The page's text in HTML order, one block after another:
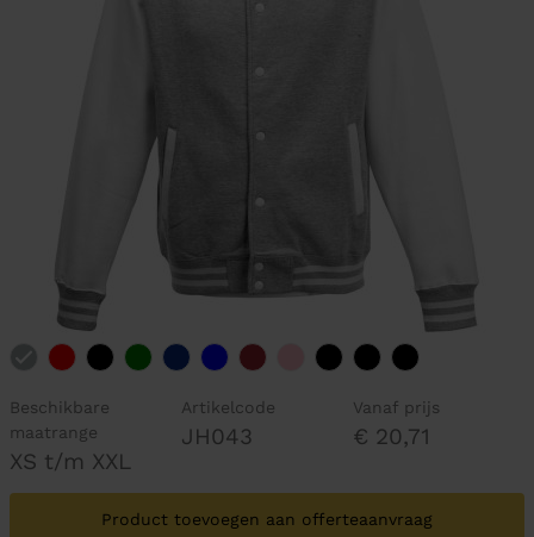
Beschikbare
maatrange
XS t/m XXL
Artikelcode
JH043
Vanaf prijs
€ 20,71
Product toevoegen aan offerteaanvraag